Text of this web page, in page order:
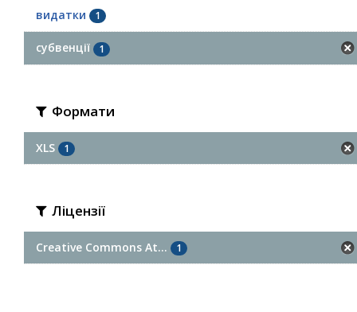
видатки 1
субвенції 1
Формати
XLS 1
Ліцензії
Creative Commons At... 1